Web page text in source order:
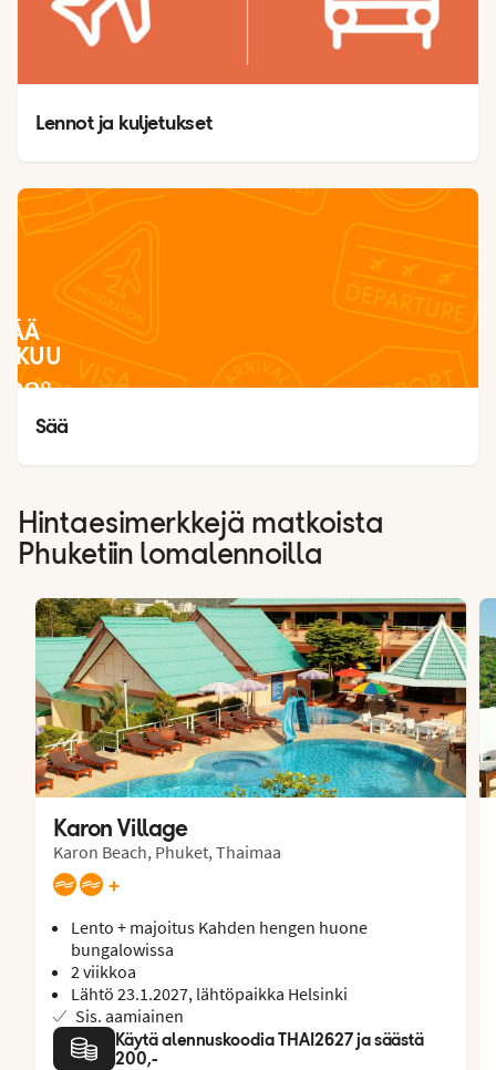
Lennot ja kuljetukset
28°
26°
Sää
Hintaesimerkkejä matkoista
Phuketiin lomalennoilla
Karon Village
Karon Beach, Phuket, Thaimaa
+
Lento + majoitus Kahden hengen huone
bungalowissa
2 viikkoa
Lähtö 23.1.2027, lähtöpaikka Helsinki
Sis. aamiainen
Käytä alennuskoodia THAI2627 ja säästä
200,-